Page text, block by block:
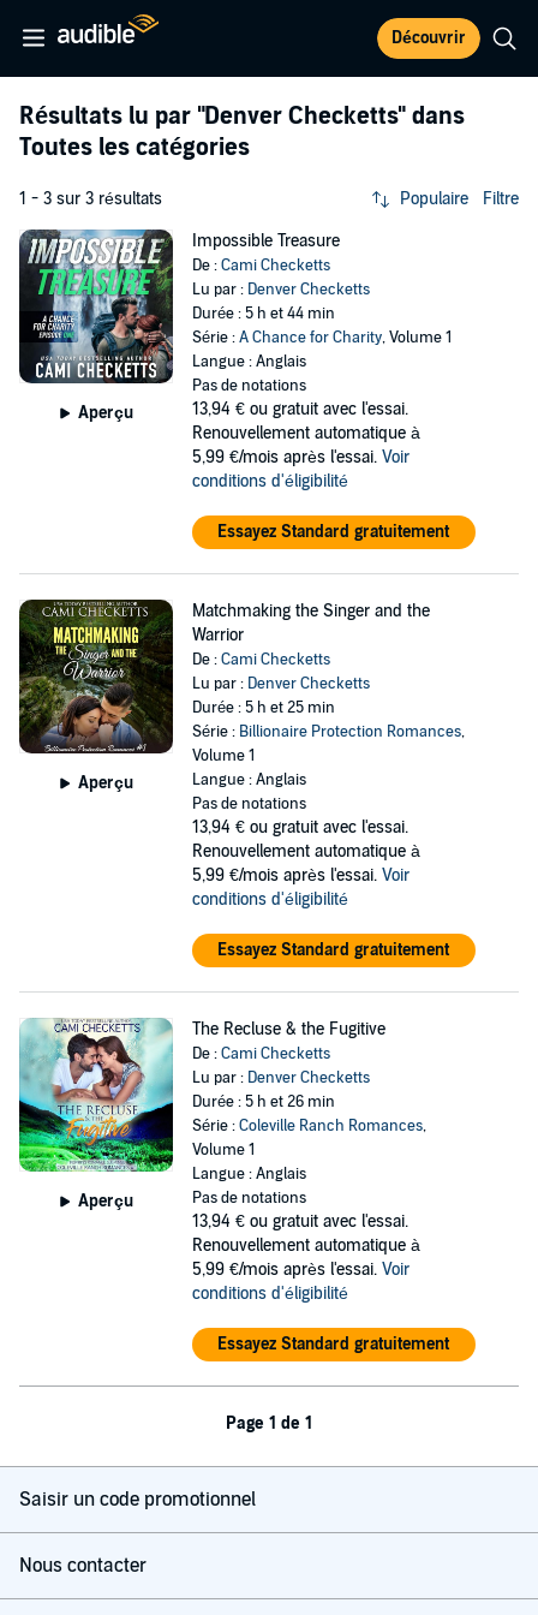
Découvrir
Résultats lu par "Denver Checketts" dans
Toutes les catégories
1 - 3 sur 3 résultats Populaire Filtre
Aperçu
Impossible Treasure
De :Cami Checketts
Lu par : Denver Checketts
Durée : 5 h et 44 min
Série :A Chance for Charity, Volume 1
Langue : Anglais
Pas de notations
13,94 € ou gratuit avec l'essai.
Renouvellement automatique à
5,99 €/mois après l'essai. Voir
conditions d'éligibilité
Essayez Standard gratuitement
Aperçu
Matchmaking the Singer and the
Warrior
De :Cami Checketts
Lu par : Denver Checketts
Durée : 5 h et 25 min
Série : Billionaire Protection Romances,
Volume 1
Langue : Anglais
Pas de notations
13,94 € ou gratuit avec l'essai.
Renouvellement automatique à
5,99 €/mois après l'essai. Voir
conditions d'éligibilité
Essayez Standard gratuitement
Aperçu
The Recluse & the Fugitive
De :Cami Checketts
Lu par : Denver Checketts
Durée : 5 h et 26 min
Série :Coleville Ranch Romances,
Volume 1
Langue : Anglais
Pas de notations
13,94 € ou gratuit avec l'essai.
Renouvellement automatique à
5,99 €/mois après l'essai. Voir
conditions d'éligibilité
Essayez Standard gratuitement
Page 1 de 1
Saisir un code promotionnel
Nous contacter